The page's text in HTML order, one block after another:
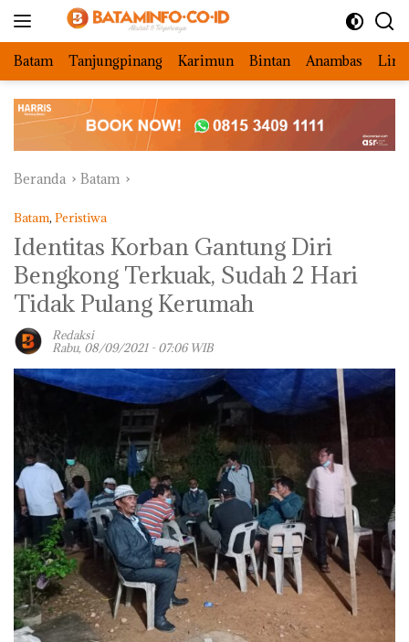
Batam Tanjungpinang Karimun Bintan Anambas
Beranda Batam
Batam, Peristiwa
Identitas Korban Gantung Diri
Bengkong Terkuak, Sudah 2 Hari
Tidak Pulang Kerumah
Redaksi
Rabu, 08/09/2021 - 07:06 WIB